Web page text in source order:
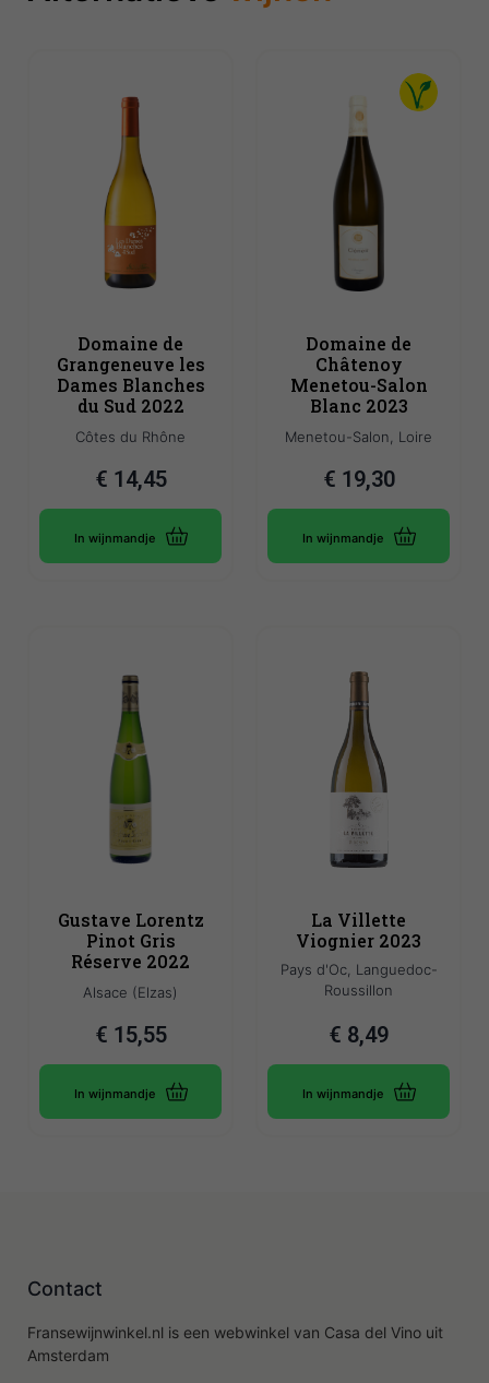
Domaine de
Grangeneuve les
Dames Blanches
du Sud 2022
Côtes du Rhône
€ 14,45
In wijnmandje
Domaine de
Châtenoy
Menetou-Salon
Blanc 2023
Menetou-Salon, Loire
€ 19,30
In wijnmandje
Gustave Lorentz
Pinot Gris
Réserve 2022
Alsace (Elzas)
€ 15,55
In wijnmandje
La Villette
Viognier 2023
Pays d'Oc, Languedoc-
Roussillon
€ 8,49
In wijnmandje
Contact
Fransewijnwinkel.nl is een webwinkel van Casa del Vino uit
Amsterdam